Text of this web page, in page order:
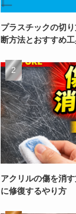
プラスチックの切
断方法とおすすめ
アクリルの傷を消
に修復するやり方